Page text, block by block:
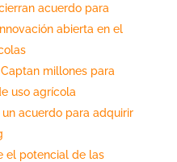
acuerdo para
abierta en el
millones para
uso agrícola
acuerdo para adquirir
el potencial de las